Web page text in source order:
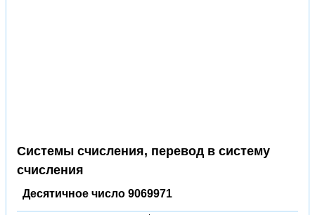
Системы счисления, перевод в систему
счисления
Десятичное число 9069971